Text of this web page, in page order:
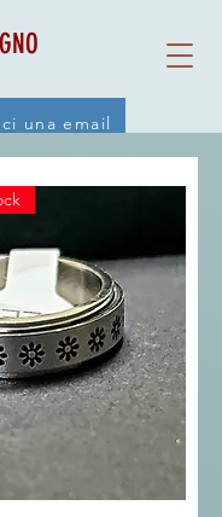
una email